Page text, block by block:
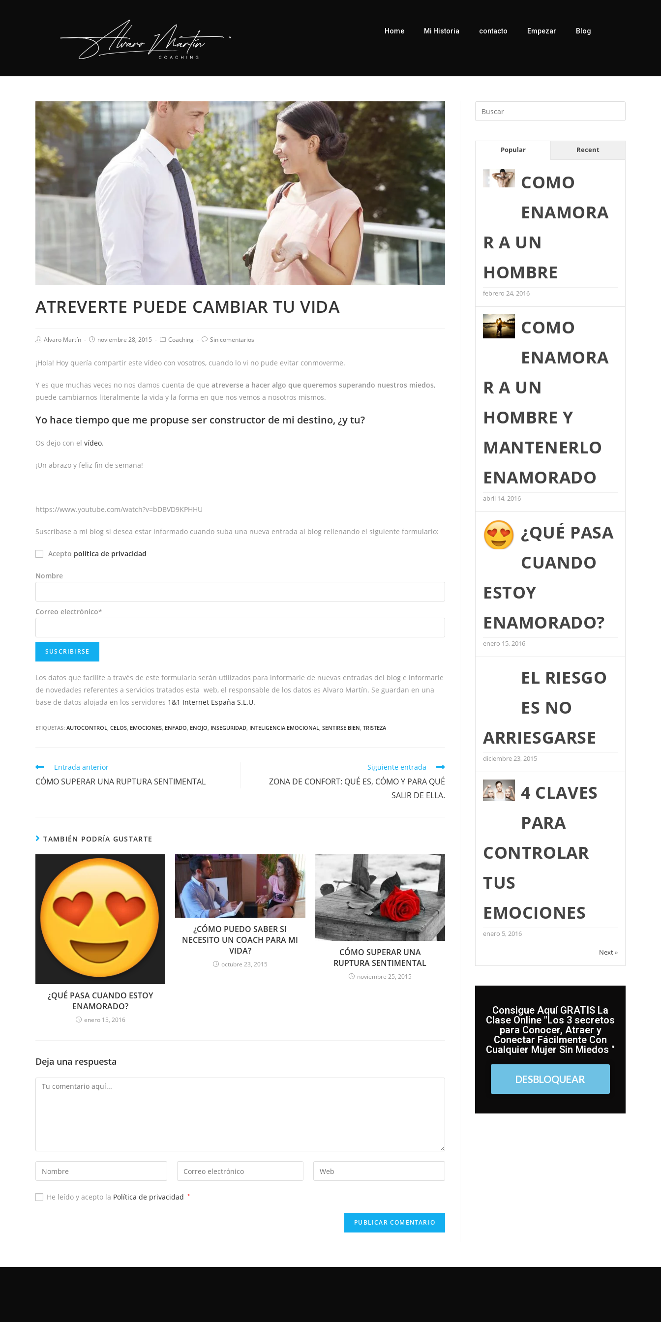
Home Mi Historia contacto Empezar Blog
ATREVERTE PUEDE CAMBIAR TU VIDA
Alvaro Martín noviembre 28, 2015 Coaching Sin comentarios
¡Hola! Hoy quería compartir este vídeo con vosotros, cuando lo vi no pude evitar conmoverme.
Y es que muchas veces no nos damos cuenta de que atreverse a hacer algo que queremos superando nuestros miedos,
puede cambiarnos literalmente la vida y la forma en que nos vemos a nosotros mismos.
Yo hace tiempo que me propuse ser constructor de mi destino, ¿y tu?
Os dejo con el vídeo,
¡Un abrazo y feliz fin de semana!
https://www.youtube.com/watch?v=bDBVD9KPHHU
Suscríbase a mi blog si desea estar informado cuando suba una nueva entrada al blog rellenando el siguiente formulario:
Acepto política de privacidad
Nombre
Correo electrónico*
Los datos que facilite a través de este formulario serán utilizados para informarle de nuevas entradas del blog e informarle
de novedades referentes a servicios tratados esta web, el responsable de los datos es Alvaro Martín. Se guardan en una
base de datos alojada en los servidores 1&1 Internet España S.L.U.
ETIQUETAS: AUTOCONTROL CELOS EMOCIONES ENFADO ENOJO INSEGURIDAD INTELIGENCIA EMOCIONAL SENTIRSE BIEN TRISTEZA
Entrada anterior
CÓMO SUPERAR UNA RUPTURA SENTIMENTAL
Siguiente entrada
ZONA DE CONFORT: QUÉ ES, CÓMO Y PARA QUÉ
SALIR DE ELLA.
TAMBIÉN PODRÍA GUSTARTE
¿QUÉ PASA CUANDO ESTOY
ENAMORADO?
enero 15, 2016
¿CÓMO PUEDO SABER SI
NECESITO UN COACH PARA MI
VIDA?
octubre 23, 2015
CÓMO SUPERAR UNA
RUPTURA SENTIMENTAL
noviembre 25, 2015
Deja una respuesta
He leído y acepto la Política de privacidad *
Popular Recent
COMO
ENAMORA
R A UN
HOMBRE
febrero 24, 2016
COMO
ENAMORA
R A UN
HOMBRE Y
MANTENERLO
ENAMORADO
abril 14, 2016
¿QUÉ PASA
CUANDO
ESTOY
ENAMORADO?
enero 15, 2016
EL RIESGO
ES NO
ARRIESGARSE
diciembre 23, 2015
4 CLAVES
PARA
CONTROLAR
TUS
EMOCIONES
enero 5, 2016
Next »
Consigue Aquí GRATIS La
Clase Online "Los 3 secretos
para Conocer, Atraer y
Conectar Fácilmente Con
Cualquier Mujer Sin Miedos "
DESBLOQUEAR